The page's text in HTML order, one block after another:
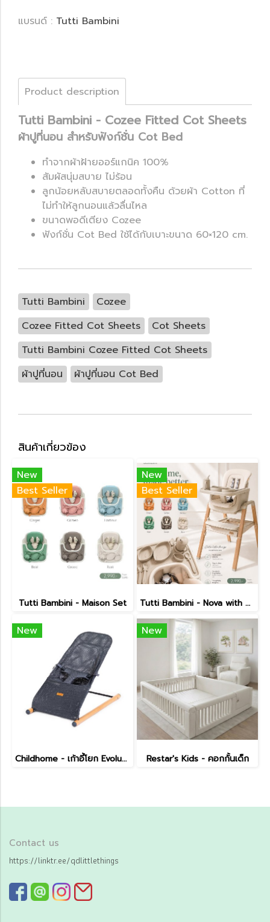
แบรนด์ : Tutti Bambini
Product description
Tutti Bambini - Cozee Fitted Cot Sheets
ผ้าปูที่นอน สำหรับฟังก์ชั่น Cot Bed
ทำจากผ้าฝ้ายออร์แกนิค 100%
สัมผัสนุ่มสบาย ไม่ร้อน
ลูกน้อยหลับสบายตลอดทั้งคืน ด้วยผ้า Cotton ที่
ไม่ทำให้ลูกนอนแล้วลื่นไหล
ขนาดพอดีเตียง Cozee
ฟังก์ชั่น Cot Bed ใช้ได้กับเบาะขนาด 60×120 cm.
Tutti Bambini
Cozee
Cozee Fitted Cot Sheets
Cot Sheets
Tutti Bambini Cozee Fitted Cot Sheets
ผ้าปูที่นอน
ผ้าปูที่นอน Cot Bed
สินค้าเกี่ยวข้อง
New
Best Seller
Tutti Bambini - Maison Set
New
Best Seller
Tutti Bambini - Nova with Maison Set
New
Childhome - เก้าอี้โยก Evolux Bouncer (Natural Anthracite)
New
Restar's Kids - คอกกั้นเด็ก
Contact us
https://linktr.ee/qdlittlethings